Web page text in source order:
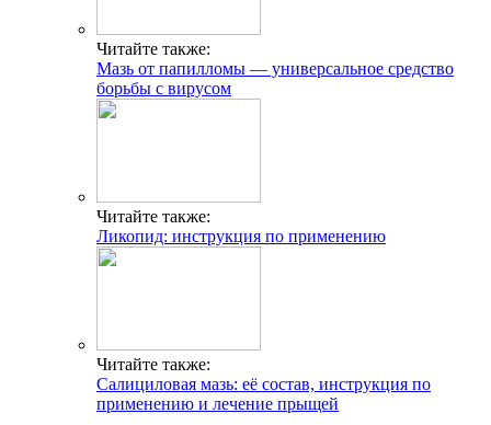
Читайте также:
Мазь от папилломы — универсальное средство
борьбы с вирусом
Читайте также:
Ликопид: инструкция по применению
Читайте также:
Салициловая мазь: её состав, инструкция по
применению и лечение прыщей